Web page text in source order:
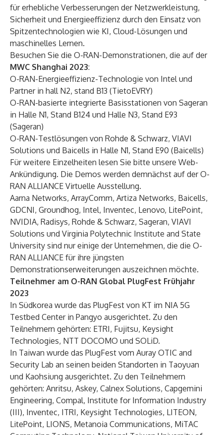
für erhebliche Verbesserungen der Netzwerkleistung,
Sicherheit und Energieeffizienz durch den Einsatz von
Spitzentechnologien wie KI, Cloud-Lösungen und
maschinelles Lernen.
Besuchen Sie die O-RAN-Demonstrationen, die auf der
MWC Shanghai 2023:
O-RAN-Energieeffizienz-Technologie von Intel und
Partner in hall N2, stand B13 (TietoEVRY)
O-RAN-basierte integrierte Basisstationen von Sageran
in Halle N1, Stand B124 und Halle N3, Stand E93
(Sageran)
O-RAN-Testlösungen von Rohde & Schwarz, VIAVI
Solutions und Baicells in Halle N1, Stand E90 (Baicells)
Für weitere Einzelheiten lesen Sie bitte unsere Web-
Ankündigung. Die Demos werden demnächst auf derO-
RAN ALLIANCE Virtuelle Ausstellung.
Aarna Networks, ArrayComm, Artiza Networks, Baicells,
GDCNI, Groundhog, Intel, Inventec, Lenovo, LitePoint,
NVIDIA, Radisys, Rohde & Schwarz, Sageran, VIAVI
Solutions und Virginia Polytechnic Institute and State
University sind nur einige der Unternehmen, die die O-
RAN ALLIANCE für ihre jüngsten
Demonstrationserweiterungen auszeichnen möchte.
Teilnehmer am O-RAN Global PlugFest Frühjahr
2023
In Südkorea wurde das PlugFest von KT im NIA 5G
Testbed Center in Pangyo ausgerichtet. Zu den
Teilnehmern gehörten: ETRI, Fujitsu, Keysight
Technologies, NTT DOCOMO und SOLiD.
In Taiwan wurde das PlugFest vom Auray OTIC and
Security Lab an seinen beiden Standorten in Taoyuan
und Kaohsiung ausgerichtet. Zu den Teilnehmern
gehörten: Anritsu, Askey, Calnex Solutions, Capgemini
Engineering, Compal, Institute for Information Industry
(III), Inventec, ITRI, Keysight Technologies, LITEON,
LitePoint, LIONS, Metanoia Communications, MiTAC